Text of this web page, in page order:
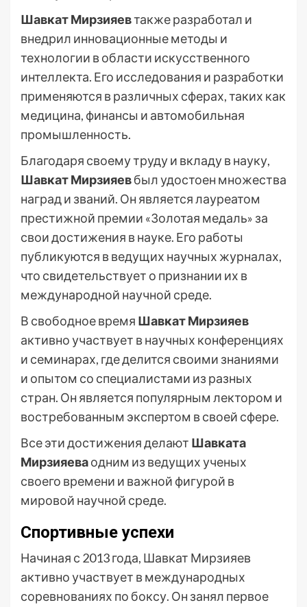
Шавкат Мирзияевтакже разработал и
внедрил инновационные методы и
технологии в области искусственного
интеллекта. Его исследования и разработки
применяются в различных сферах, таких как
медицина, финансы и автомобильная
промышленность.
Благодаря своему труду и вкладу в науку,
Шавкат Мирзияевбыл удостоен множества
наград и званий. Он является лауреатом
престижной премии «Золотая медаль» за
свои достижения в науке. Его работы
публикуются в ведущих научных журналах,
что свидетельствует о признании их в
международной научной среде.
В свободное время Шавкат Мирзияев
активно участвует в научных конференциях
и семинарах, где делится своими знаниями
и опытом со специалистами из разных
стран. Он является популярным лектором и
востребованным экспертом в своей сфере.
Все эти достижения делают Шавката
Мирзияеваодним из ведущих ученых
своего времени и важной фигурой в
мировой научной среде.
Спортивные успехи
Начиная с 2013 года, Шавкат Мирзияев
активно участвует в международных
соревнованиях по боксу. Он занял первое